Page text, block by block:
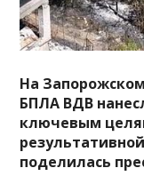
На
БПЛА ВДВ
ключевым
поделилась